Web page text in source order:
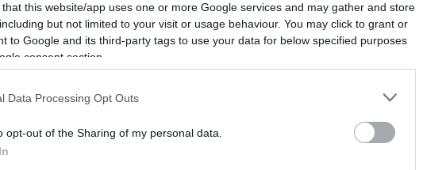
that this website/app uses one or more Google services and may gather and store
but not limited to your visit or usage behaviour. You may click to grant or
to Google and its third-party tags to use your data for below specified purposes
consent section.
Data Processing Opt Outs
opt-out of the Sharing of my personal data.
Nem akar többé színpadra lépni Kulka
János
A színész először adott tévéinterjút sztrókja óta.